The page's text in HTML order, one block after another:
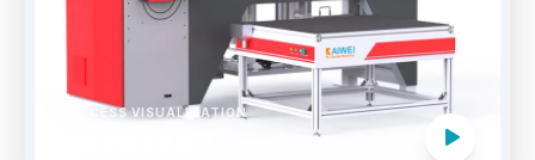
PROCESS VISUALIZATION